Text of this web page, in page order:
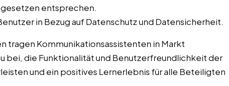
entsprechen.
in Bezug auf Datenschutz und Datensicherheit.
tragen Kommunikationsassistenten in Markt
bei, die Funktionalität und Benutzerfreundlichkeit der
und ein positives Lernerlebnis für alle Beteiligten